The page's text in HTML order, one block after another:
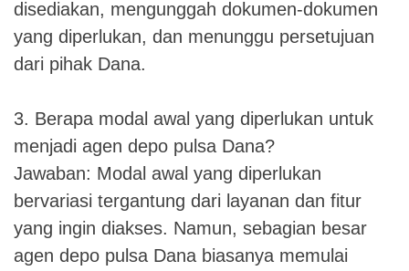
disediakan, mengunggah dokumen-dokumen
yang diperlukan, dan menunggu persetujuan
dari pihak Dana.
3. Berapa modal awal yang diperlukan untuk
menjadi agen depo pulsa Dana?
Jawaban: Modal awal yang diperlukan
bervariasi tergantung dari layanan dan fitur
yang ingin diakses. Namun, sebagian besar
agen depo pulsa Dana biasanya memulai